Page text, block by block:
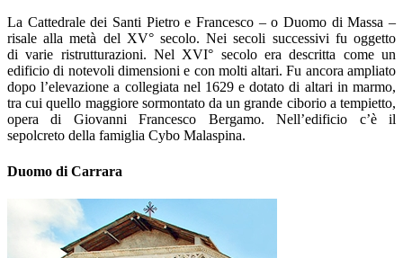
La Cattedrale dei Santi Pietro e Francesco – o Duomo di Massa –
risale alla metà del XV° secolo. Nei secoli successivi fu oggetto
di varie ristrutturazioni. Nel XVI° secolo era descritta come un
edificio di notevoli dimensioni e con molti altari. Fu ancora ampliato
dopo l’elevazione a collegiata nel 1629 e dotato di altari in marmo,
tra cui quello maggiore sormontato da un grande ciborio a tempietto,
opera di Giovanni Francesco Bergamo. Nell’edificio c’è il
sepolcreto della famiglia Cybo Malaspina.
Duomo di Carrara